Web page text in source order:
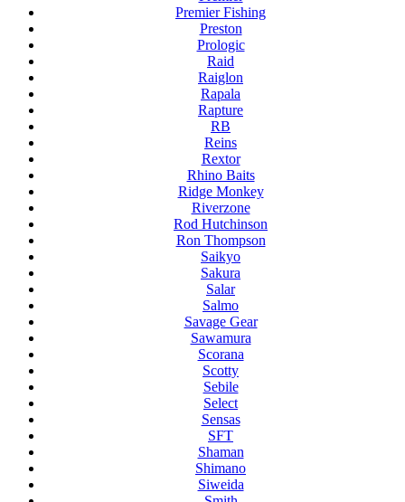
Premier Fishing
Preston
Prologic
Raid
Raiglon
Rapala
Rapture
RB
Reins
Rextor
Rhino Baits
Ridge Monkey
Riverzone
Rod Hutchinson
Ron Thompson
Saikyo
Sakura
Salar
Salmo
Savage Gear
Sawamura
Scorana
Scotty
Sebile
Select
Sensas
SFT
Shaman
Shimano
Siweida